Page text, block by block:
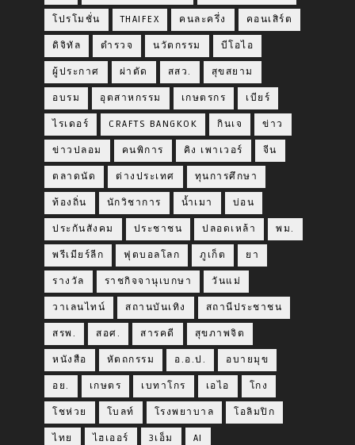
โปรโมชั่น THAIFEX คนละครึ่ง คอนเสิร์ต
ดิจิทัล ตำรวจ นวัตกรรม บีโอไอ
ผู้ประกาศ ผ่าตัด สสว. สุขสยาม
อบรม อุตสาหกรรม เกษตรกร เบียร์
ไรเดอร์ CRAFTS BANGKOK กินเจ ข่าว
ข่าวปลอม คนพิการ คิง เพาเวอร์ จีน
ตลาดนัด ต่างประเทศ ทุนการศึกษา
ท้องถิ่น นักวิชาการ น้ำเมา บ่อน
ประกันสังคม ประชาชน ปลอดเหล้า พม.
พรีเมียร์ลีก ฟุตบอลโลก ภูเก็ต ยา
รางวัล ราชกิจจานุเบกษา วันแม่
วาเลนไทน์ สถานบันเทิง สถานีประชาชน
สรพ. สอศ. สารคดี สุขภาพจิต
หนังสือ หัตถกรรม อ.อ.ป. อบายมุข
อย. เกษตร เบทาโกร เอไอ โกง
โชห่วย โบลท์ โรงพยาบาล โอลิมปิก
ไทย ไฮเออร์ 3เอ็ม AI